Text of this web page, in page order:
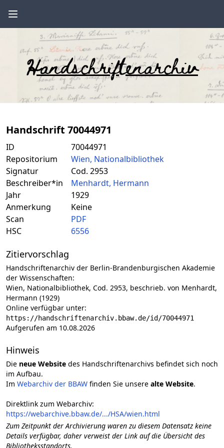
Handschriftenarchiv
Handschrift 70044971
ID
70044971
Repositorium
Wien, Nationalbibliothek
Signatur
Cod. 2953
Beschreiber*in
Menhardt, Hermann
Jahr
1929
Anmerkung
Keine
Scan
PDF
HSC
6556
Zitiervorschlag
Handschriftenarchiv der Berlin-Brandenburgischen Akademie
der Wissenschaften:
Wien, Nationalbibliothek, Cod. 2953, beschrieb. von Menhardt,
Hermann (1929)
Online verfügbar unter:
https://handschriftenarchiv.bbaw.de/id/70044971
Aufgerufen am 10.08.2026
Hinweis
Die neue Website des Handschriftenarchivs befindet sich noch
im Aufbau.
Im Webarchiv der BBAW finden Sie unsere alte Website.
Direktlink zum Webarchiv:
https://webarchive.bbaw.de/.../HSA/wien.html
Zum Zeitpunkt der Archivierung waren zu diesem Datensatz keine
Details verfügbar, daher verweist der Link auf die Übersicht des
Bibliotheksstandorts.